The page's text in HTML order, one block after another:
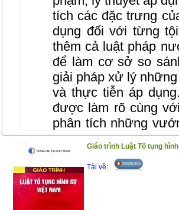
tích các đặc trưng
dụng đối với từng
thêm cả luật pháp
để làm cơ sở so
giải pháp xử lý
và thực tiễn áp
được làm rõ cùng
phân tích những
tội phạm có liên
Trân trọng giới
(10/12/2020)
Giáo trình Luật Tố tụng
Tải về: